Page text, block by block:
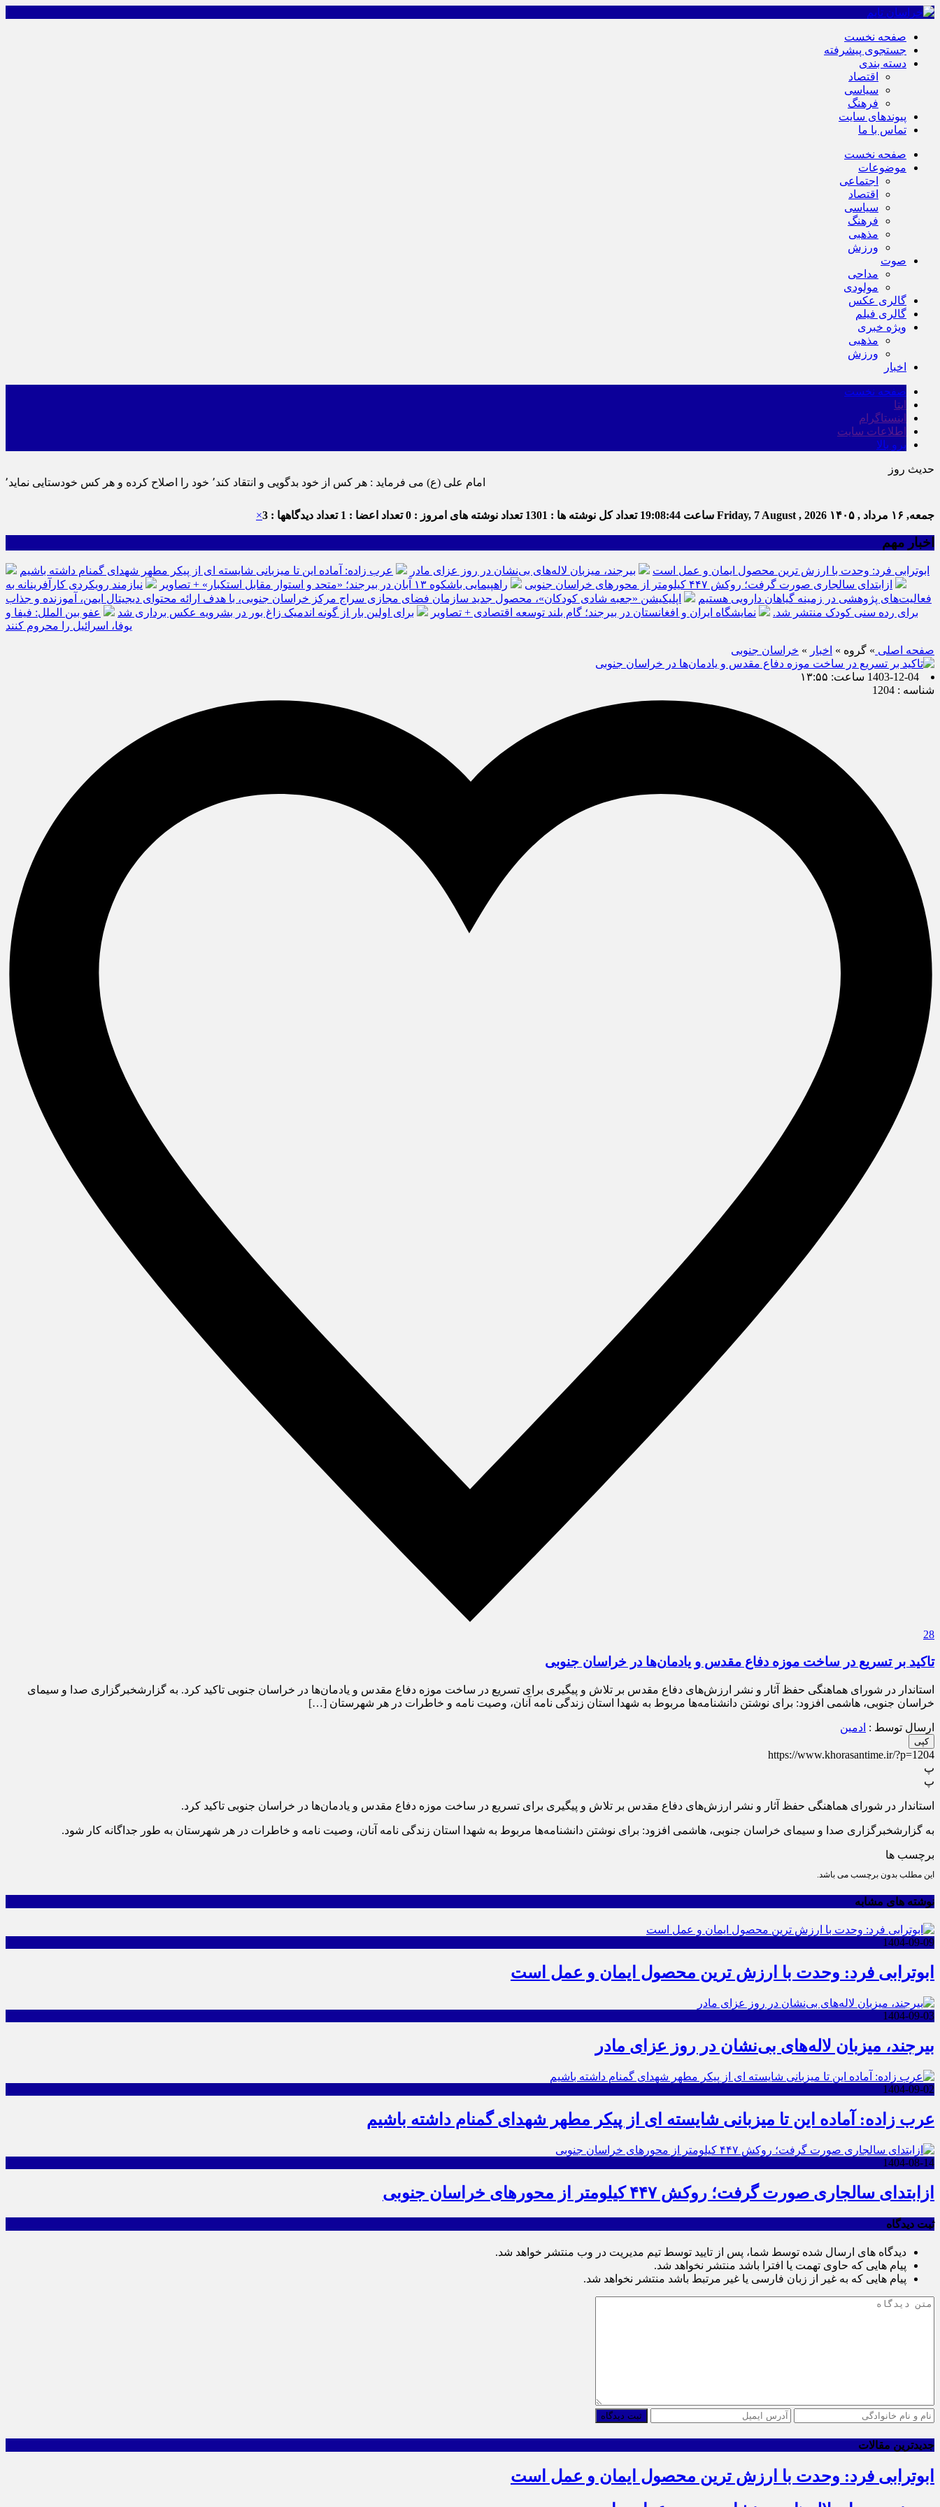
صفحه نخست
جستجوی پیشرفته
دسته بندی
اقتصاد
سیاسی
فرهنگ
پیوندهای سایت
تماس با ما
صفحه نخست
موضوعات
اجتماعی
اقتصاد
سیاسی
فرهنگ
مذهبی
ورزش
صوت
مداحی
مولودی
گالری عکس
گالری فیلم
ویژه خبری
مذهبی
ورزش
اخبار
صفحه نخست
ایتا
اینستاگرام
اطلاعات سایت
برو بالا
حدیث روز
امام علی (ع) می فرماید : هر کس از خود بدگویی و انتقاد کند٬ خود را اصلاح کرده و هر کس خودستایی نماید٬ پس به تحقیق خویش را تباه نموده است.
جمعه, ۱۶ مرداد , ۱۴۰۵ Friday, 7 August , 2026 ساعت 19:08:45 تعداد کل نوشته ها : 1301 تعداد نوشته های امروز : 0 تعداد اعضا : 1 تعداد دیدگاهها : 3 ×
اخبار مهم
ابوترابی فرد: وحدت با ارزش ترین محصول ایمان و عمل است بیرجند، میزبان لاله‌های بی‌نشان در روز عزای مادر
عرب زاده: آماده این تا میزبانی شایسته ای از پیکر مطهر شهدای گمنام داشته باشیم
ازابتدای سالجاری صورت گرفت؛ روکش ۴۴۷ کیلومتر از محورهای خراسان جنوبی
راهپیمایی باشکوه ۱۳ آبان در بیرجند؛ «متحد و استوار مقابل استکبار» + تصاویر
نیازمند رویکردی کارآفرینانه به
فعالیت‌های پژوهشی در زمینه گیاهان دارویی هستیم
اپلیکیشن «جعبه شادی کودکان»، محصول جدید سازمان فضای مجازی سراج مرکز خراسان جنوبی، با هدف ارائه محتوای دیجیتال ایمن، آموزنده و جذاب
برای رده سنی کودک منتشر شد.
نمایشگاه ایران و افغانستان در بیرجند؛ گام بلند توسعه اقتصادی + تصاویر برای اولین بار از گونه اندمیک زاغ بور در بشرویه عکس برداری شد
عفو بین الملل: فیفا و
یوفا، اسرائیل را محروم کنند
صفحه اصلی » گروه » اخبار » خراسان جنوبی
1403-12-04 ساعت: ۱۳:۵۵
شناسه : 1204
28
تاکید بر تسریع در ساخت موزه دفاع مقدس و یادمان‌ها در خراسان جنوبی
استاندار در شورای هماهنگی حفظ آثار و نشر ارزش‌های دفاع مقدس بر تلاش و پیگیری برای تسریع در ساخت موزه دفاع مقدس و یادمان‌ها در خراسان جنوبی تاکید کرد. به گزارشخبرگزاری صدا و سیمای
خراسان جنوبی، هاشمی افزود: برای نوشتن دانشنامه‌ها مربوط به شهدا استان زندگی نامه آنان، وصیت نامه و خاطرات در هر شهرستان […]
ارسال توسط : ادمین
کپی
https://www.khorasantime.ir/?p=1204
پ
پ
استاندار در شورای هماهنگی حفظ آثار و نشر ارزش‌های دفاع مقدس بر تلاش و پیگیری برای تسریع در ساخت موزه دفاع مقدس و یادمان‌ها در خراسان جنوبی تاکید کرد.
به گزارشخبرگزاری صدا و سیمای خراسان جنوبی، هاشمی افزود: برای نوشتن دانشنامه‌ها مربوط به شهدا استان زندگی نامه آنان، وصیت نامه و خاطرات در هر شهرستان به طور جداگانه کار شود.
برچسب ها
این مطلب بدون برچسب می باشد.
نوشته های مشابه
1404-09-09
ابوترابی فرد: وحدت با ارزش ترین محصول ایمان و عمل است
1404-09-03
بیرجند، میزبان لاله‌های بی‌نشان در روز عزای مادر
1404-09-02
عرب زاده: آماده این تا میزبانی شایسته ای از پیکر مطهر شهدای گمنام داشته باشیم
1404-08-14
ازابتدای سالجاری صورت گرفت؛ روکش ۴۴۷ کیلومتر از محورهای خراسان جنوبی
ثبت دیدگاه
دیدگاه های ارسال شده توسط شما، پس از تایید توسط تیم مدیریت در وب منتشر خواهد شد.
پیام هایی که حاوی تهمت یا افترا باشد منتشر نخواهد شد.
پیام هایی که به غیر از زبان فارسی یا غیر مرتبط باشد منتشر نخواهد شد.
ثبت دیدگاه
جدیدترین مقالات
ابوترابی فرد: وحدت با ارزش ترین محصول ایمان و عمل است